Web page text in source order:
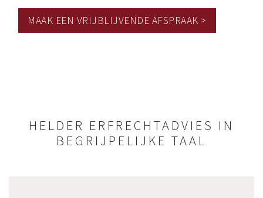
MAAK EEN VRIJBLIJVENDE AFSPRAAK >
HELDER ERFRECHTADVIES IN
BEGRIJPELIJKE TAAL